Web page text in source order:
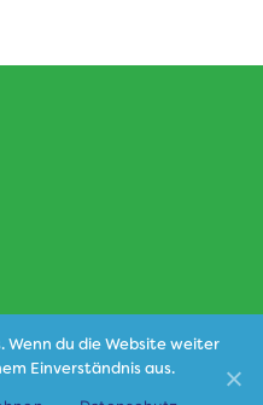
Wenn du die Website weiter
Einverständnis aus.